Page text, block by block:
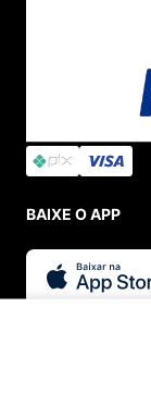
BAIXE O APP